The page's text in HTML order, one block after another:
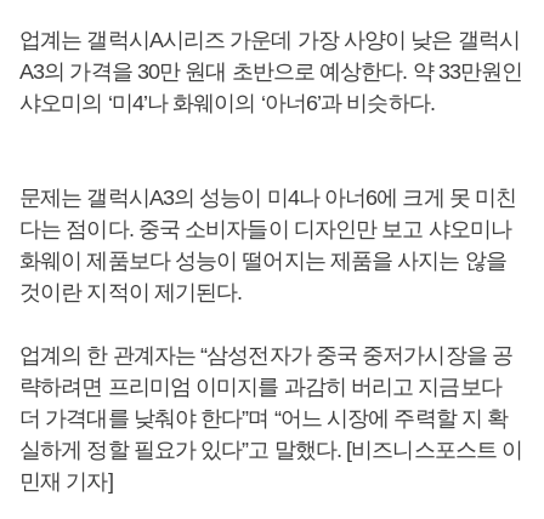
업계는 갤럭시A시리즈 가운데 가장 사양이 낮은 갤럭시
A3의 가격을 30만 원대 초반으로 예상한다. 약 33만원인
샤오미의 ‘미4’나 화웨이의 ‘아너6’과 비슷하다.
문제는 갤럭시A3의 성능이 미4나 아너6에 크게 못 미친
다는 점이다. 중국 소비자들이 디자인만 보고 샤오미나
화웨이 제품보다 성능이 떨어지는 제품을 사지는 않을
것이란 지적이 제기된다.
업계의 한 관계자는 “삼성전자가 중국 중저가시장을 공
략하려면 프리미엄 이미지를 과감히 버리고 지금보다
더 가격대를 낮춰야 한다”며 “어느 시장에 주력할 지 확
실하게 정할 필요가 있다”고 말했다. [비즈니스포스트 이
민재 기자]